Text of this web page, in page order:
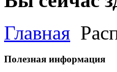
Главная
Полезная информация